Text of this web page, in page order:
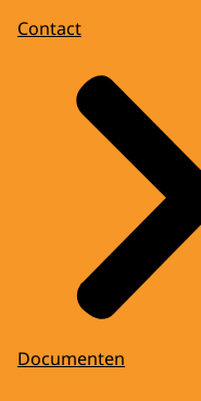
Contact
Documenten